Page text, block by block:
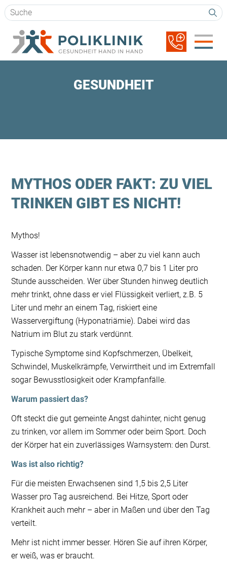
Suchbegriffe
Navigation
überspringen
GESUNDHEIT
MYTHOS ODER FAKT: ZU VIEL
TRINKEN GIBT ES NICHT!
Mythos!
Wasser ist lebensnotwendig – aber zu viel kann auch
schaden. Der Körper kann nur etwa 0,7 bis 1 Liter pro
Stunde ausscheiden. Wer über Stunden hinweg deutlich
mehr trinkt, ohne dass er viel Flüssigkeit verliert, z.B. 5
Liter und mehr an einem Tag, riskiert eine
Wasservergiftung (Hyponatriämie). Dabei wird das
Natrium im Blut zu stark verdünnt.
Typische Symptome sind Kopfschmerzen, Übelkeit,
Schwindel, Muskelkrämpfe, Verwirrtheit und im Extremfall
sogar Bewusstlosigkeit oder Krampfanfälle.
Warum passiert das?
Oft steckt die gut gemeinte Angst dahinter, nicht genug
zu trinken, vor allem im Sommer oder beim Sport. Doch
der Körper hat ein zuverlässiges Warnsystem: den Durst.
Was ist also richtig?
Für die meisten Erwachsenen sind 1,5 bis 2,5 Liter
Wasser pro Tag ausreichend. Bei Hitze, Sport oder
Krankheit auch mehr – aber in Maßen und über den Tag
verteilt.
Mehr ist nicht immer besser. Hören Sie auf ihren Körper,
er weiß, was er braucht.